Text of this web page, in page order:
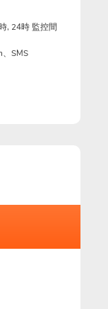
, 24時 監控間
SMS